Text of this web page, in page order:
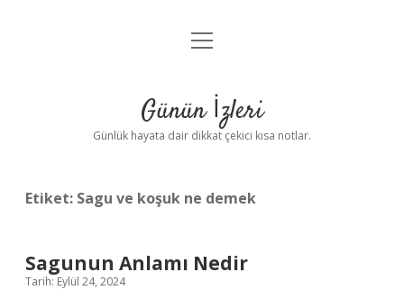
Anasayfa
Yasal Uyarı
menüyü
Günün İzleri
Günlük hayata dair dikkat çekici kısa notlar.
Etiket: Sagu ve koşuk ne demek
Sagunun Anlamı Nedir
Tarih: Eylül 24, 2024